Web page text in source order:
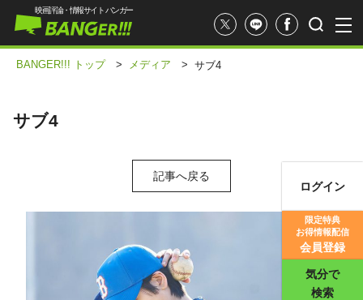
映画評論・情報サイト バンガー
ログイン
限定特典
お得情報配信
会員登録
気分で
検索
BANGER!!! トップ > メディア > サブ4
サブ4
記事へ戻る